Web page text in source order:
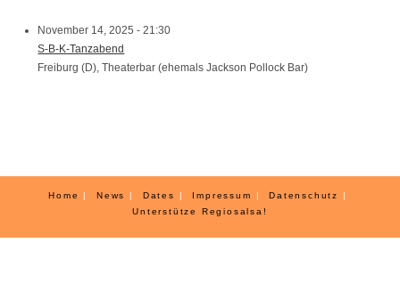
November 14, 2025 - 21:30
S-B-K-Tanzabend
Freiburg (D), Theaterbar (ehemals Jackson Pollock Bar)
Home News Dates Impressum
Datenschutz
Unterstütze Regiosalsa!